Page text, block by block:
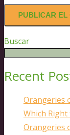
Buscar
Recent
Orangeries
Which Right
Orangeries